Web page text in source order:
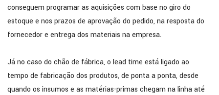
conseguem programar as aquisições com base no giro do
estoque e nos prazos de aprovação do pedido, na resposta do
fornecedor e entrega dos materiais na empresa.
Já no caso do chão de fábrica, o lead time está ligado ao
tempo de fabricação dos produtos, de ponta a ponta, desde
quando os insumos e as matérias-primas chegam na linha até